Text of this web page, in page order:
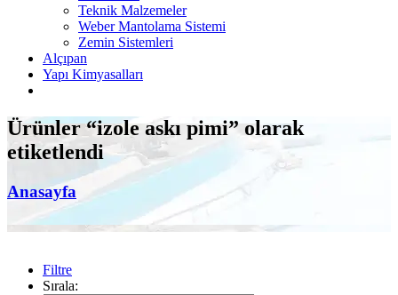
Teknik Malzemeler
Weber Mantolama Sistemi
Zemin Sistemleri
Alçıpan
Yapı Kimyasalları
Ürünler “izole askı pimi” olarak
etiketlendi
Anasayfa
Filtre
Sırala: